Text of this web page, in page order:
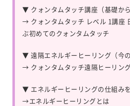
▼ クォンタムタッチ講座（基礎から
→ クォンタムタッチ レベル 1講座
ぶ初めてのクォンタムタッチ
▼ 遠隔エネルギーヒーリング（今
→ クォンタムタッチ遠隔ヒーリング
▼ エネルギーヒーリングの仕組み
→ エネルギーヒーリングとは